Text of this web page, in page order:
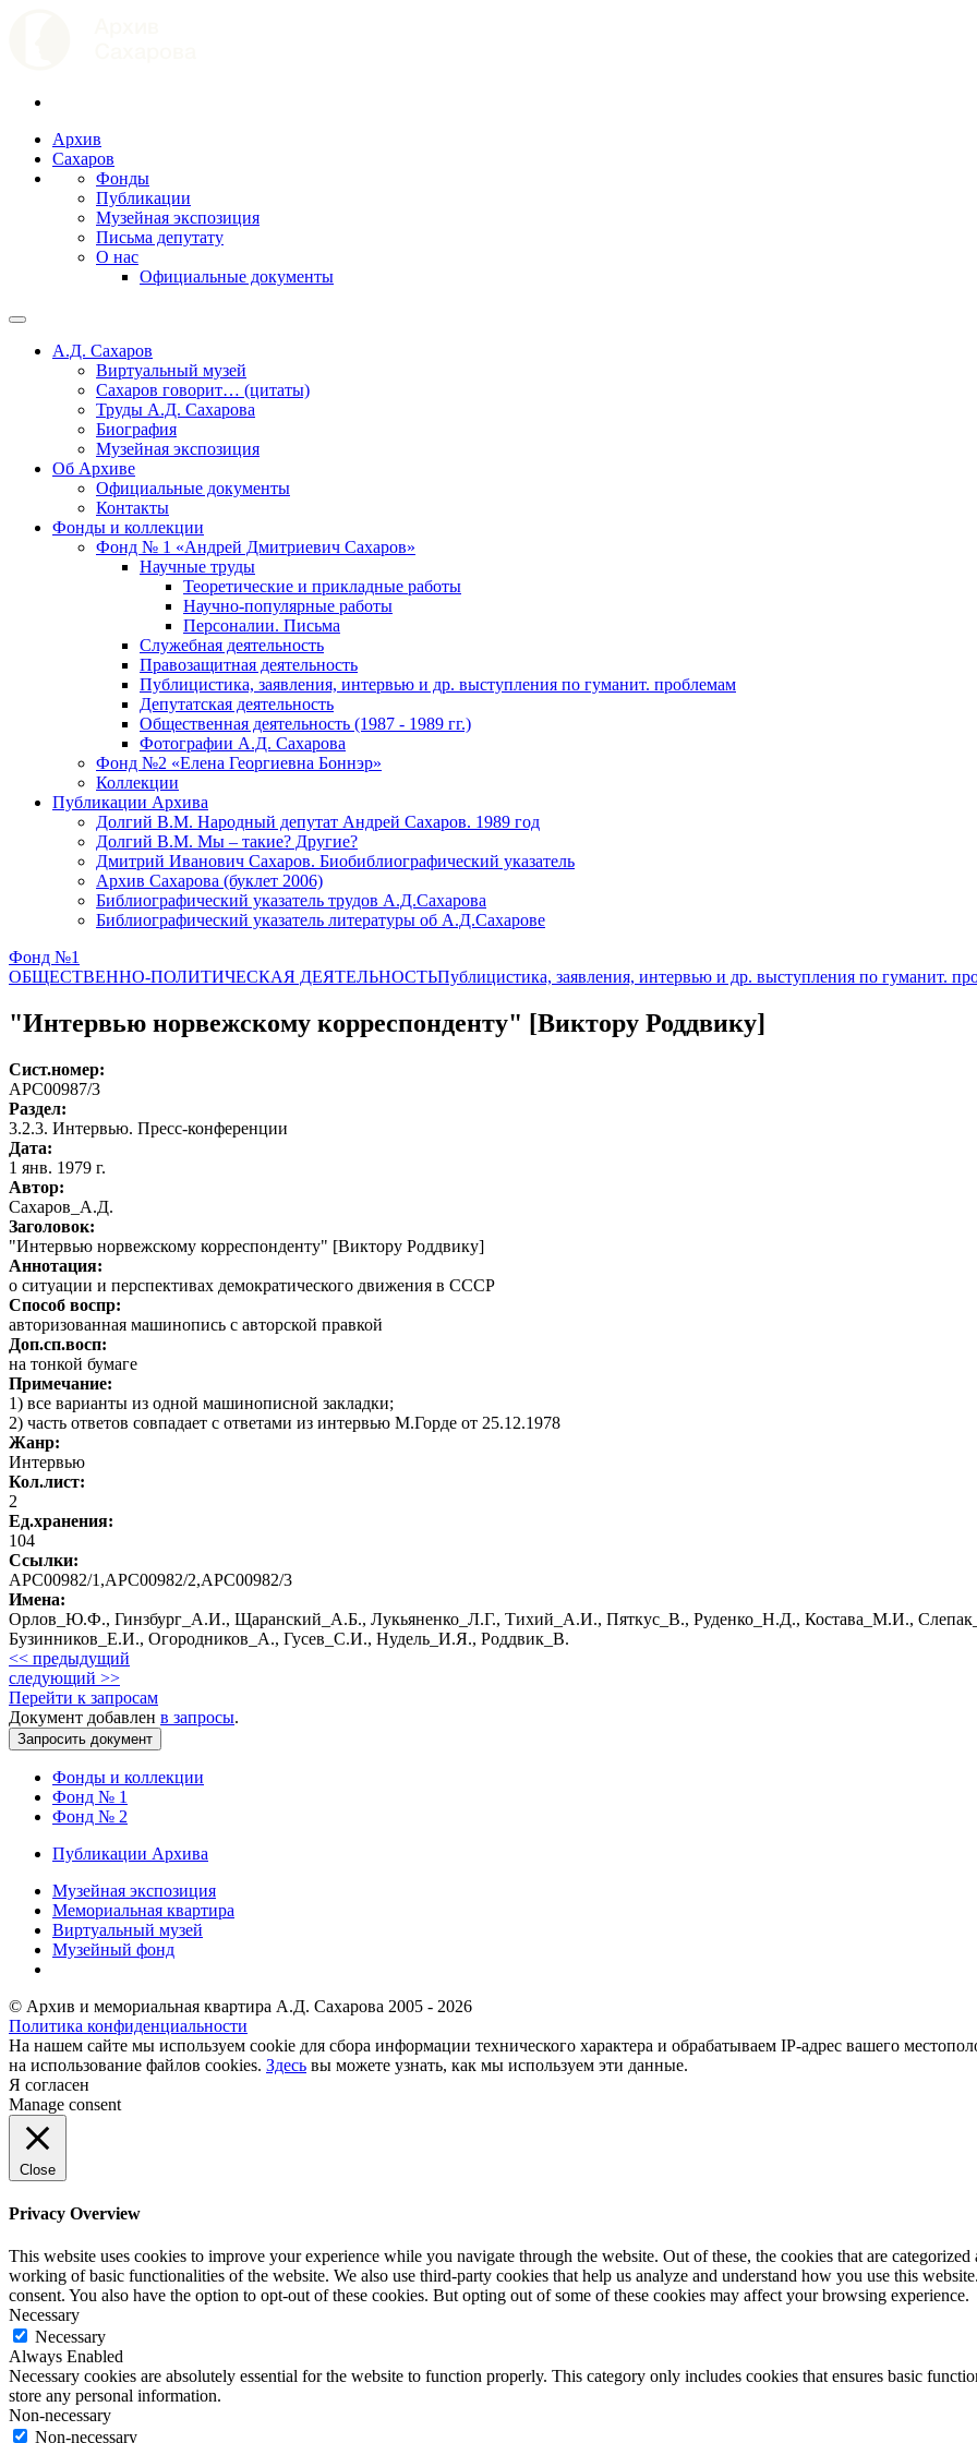
Архив
Сахаров
Фонды
Публикации
Музейная экспозиция
Письма депутату
О нас
Официальные документы
А.Д. Сахаров
Виртуальный музей
Сахаров говорит… (цитаты)
Труды А.Д. Сахарова
Биография
Музейная экспозиция
Об Архиве
Официальные документы
Контакты
Фонды и коллекции
Фонд № 1 «Андрей Дмитриевич Сахаров»
Научные труды
Теоретические и прикладные работы
Научно-популярные работы
Персоналии. Письма
Служебная деятельность
Правозащитная деятельность
Публицистика, заявления, интервью и др. выступления по гуманит. проблемам
Депутатская деятельность
Общественная деятельность (1987 - 1989 гг.)
Фотографии А.Д. Сахарова
Фонд №2 «Елена Георгиевна Боннэр»
Коллекции
Публикации Архива
Долгий В.М. Народный депутат Андрей Сахаров. 1989 год
Долгий В.М. Мы – такие? Другие?
Дмитрий Иванович Сахаров. Биобиблиографический указатель
Архив Сахарова (буклет 2006)
Библиографический указатель трудов А.Д.Сахарова
Библиографический указатель литературы об А.Д.Сахарове
Фонд №1
ОБЩЕСТВЕННО-ПОЛИТИЧЕСКАЯ ДЕЯТЕЛЬНОСТЬПублицистика, заявления, интервью и др. выступления по гуманит.
"Интервью норвежскому корреспонденту" [Виктору Роддвику]
Сист.номер:
АРС00987/3
Раздел:
3.2.3. Интервью. Пресс-конференции
Дата:
1 янв. 1979 г.
Автор:
Сахаров_А.Д.
Заголовок:
"Интервью норвежскому корреспонденту" [Виктору Роддвику]
Аннотация:
о ситуации и перспективах демократического движения в СССР
Способ воспр:
авторизованная машинопись с авторской правкой
Доп.сп.восп:
на тонкой бумаге
Примечание:
1) все варианты из одной машинописной закладки;
2) часть ответов совпадает с ответами из интервью М.Горде от 25.12.1978
Жанр:
Интервью
Кол.лист:
2
Ед.хранения:
104
Ссылки:
АРС00982/1,АРС00982/2,АРС00982/3
Имена:
Орлов_Ю.Ф., Гинзбург_А.И., Щаранский_А.Б., Лукьяненко_Л.Г., Тихий_А.И., Пяткус_В., Руденко_Н.Д., Костава_М.И.,
Бузинников_Е.И., Огородников_А., Гусев_С.И., Нудель_И.Я., Роддвик_В.
<< предыдущий
следующий >>
Перейти к запросам
Документ добавлен в запросы.
Фонды и коллекции
Фонд № 1
Фонд № 2
Публикации Архива
Музейная экспозиция
Мемориальная квартира
Виртуальный музей
Музейный фонд
© Архив и мемориальная квартира А.Д. Сахарова 2005 - 2026
Политика конфиденциальности
На нашем сайте мы используем cookie для сбора информации технического характера и обрабатываем IP-адрес вашего
на использование файлов cookies. Здесь вы можете узнать, как мы используем эти данные.
Я согласен
Manage consent
Close
Privacy Overview
This website uses cookies to improve your experience while you navigate through the website. Out of these, the cookies that are categorized
working of basic functionalities of the website. We also use third-party cookies that help us analyze and understand how you use this
consent. You also have the option to opt-out of these cookies. But opting out of some of these cookies may affect your browsing experience.
Necessary
Necessary
Always Enabled
Necessary cookies are absolutely essential for the website to function properly. This category only includes cookies that ensures basic
store any personal information.
Non-necessary
Non-necessary